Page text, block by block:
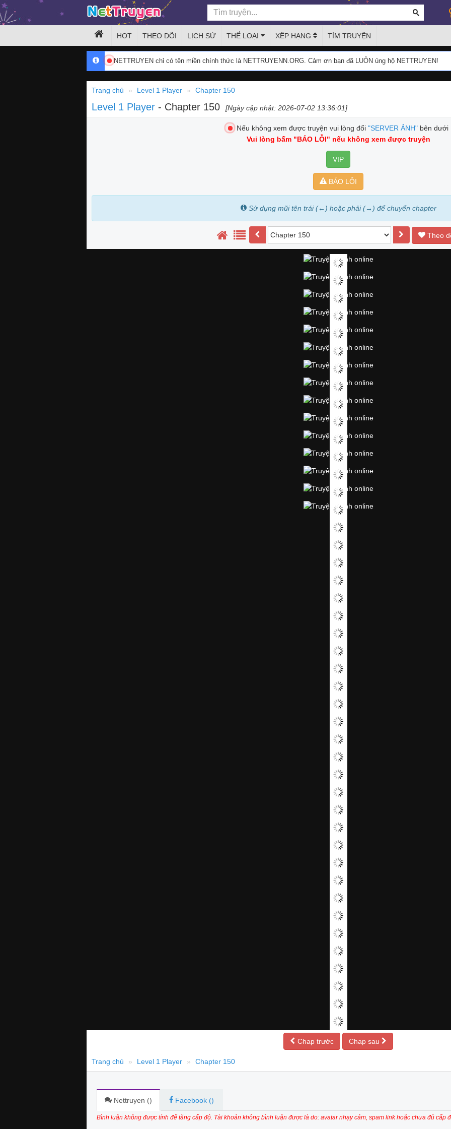
HOT THEO DÕI LỊCH SỬ THỂ LOẠI XẾP HẠNG TÌM TRUYỆN
NETTRUYEN chỉ có tên miền chính thức là NETTRUYENN.ORG. Cảm ơn bạn đã LUÔN ủng hộ NETTRUYEN!
Trang chủ Level 1 Player Chapter 150
Level 1 Player - Chapter 150 [Ngày cập nhật: 2026-07-02 13:36:01]
Nếu không xem được truyện vui lòng đổi "SERVER ẢNH" bên dưới
Vui lòng bấm "BÁO LỖI" nếu không xem được truyện
VIP
BÁO LỖI
Sử dụng mũi tên trái (←) hoặc phải (→) để chuyển chapter
Theo
Chap trước Chap sau
Trang chủ Level 1 Player Chapter 150
Nettruyen () Facebook ()
Bình luận không được tính để tăng cấp độ. Tài khoản không bình luận được là do: avatar nhạy cảm, spam link hoặc chưa đủ cấp